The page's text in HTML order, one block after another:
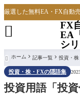
FX
EA
シ

 ホーム 記事一覧 投資・
投資・株・FXの隠語集
投資用語「投